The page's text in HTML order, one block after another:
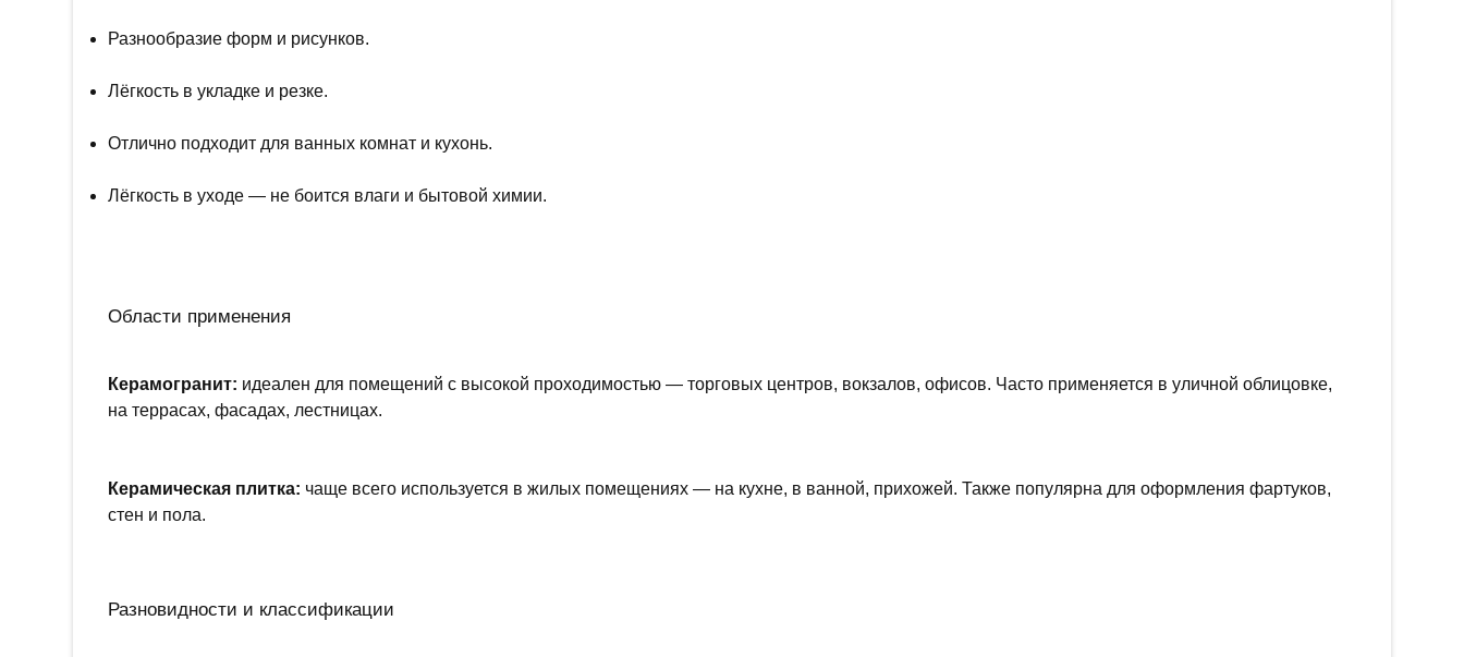
Разнообразие форм и рисунков.
Лёгкость в укладке и резке.
Отлично подходит для ванных комнат и кухонь.
Лёгкость в уходе — не боится влаги и бытовой химии.
Области применения
Керамогранит: идеален для помещений с высокой проходимостью — торговых центров, вокзалов, офисов. Часто применяется в уличной облицовке,
на террасах, фасадах, лестницах.
Керамическая плитка: чаще всего используется в жилых помещениях — на кухне, в ванной, прихожей. Также популярна для оформления фартуков,
стен и пола.
Разновидности и классификации